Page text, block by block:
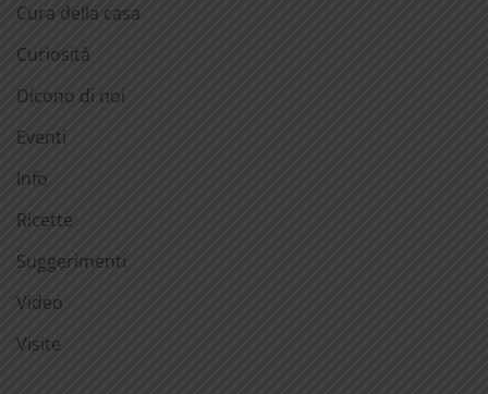
Cura della casa
Curiosità
Dicono di noi
Eventi
Info
Ricette
Suggerimenti
Video
Visite